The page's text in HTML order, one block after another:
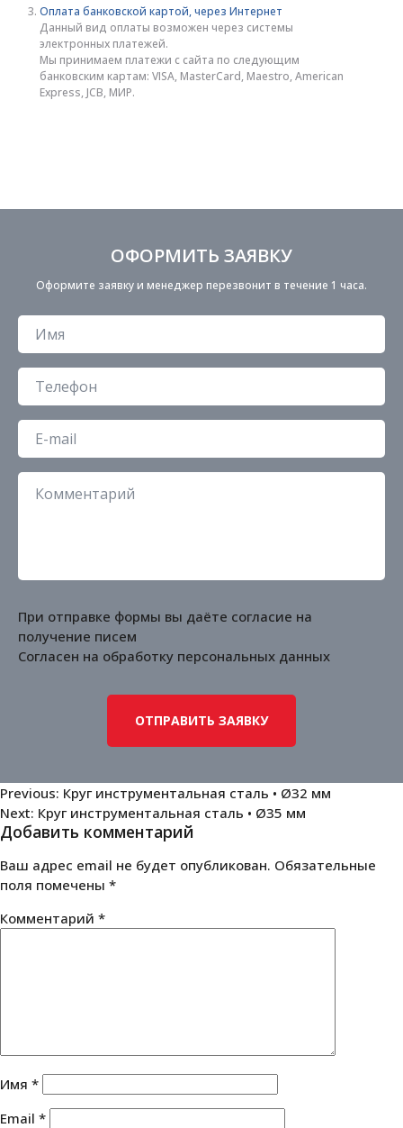
Оплата банковской картой, через Интернет
Данный вид оплаты возможен через системы
электронных платежей.
Мы принимаем платежи с сайта по следующим
банковским картам: VISA, MasterCard, Maestro, American
Express, JCB, МИР.
ОФОРМИТЬ ЗАЯВКУ
Оформите заявку и менеджер перезвонит в течение 1 часа.
При отправке формы вы даёте согласие на
получение писем
Согласен на обработку персональных данных
Навигация
по
записям
Previous: Круг инструментальная сталь • Ø32 мм
Next: Круг инструментальная сталь • Ø35 мм
Добавить комментарий
Ваш адрес email не будет опубликован. Обязательные
поля помечены *
Комментарий *
Имя *
Email *